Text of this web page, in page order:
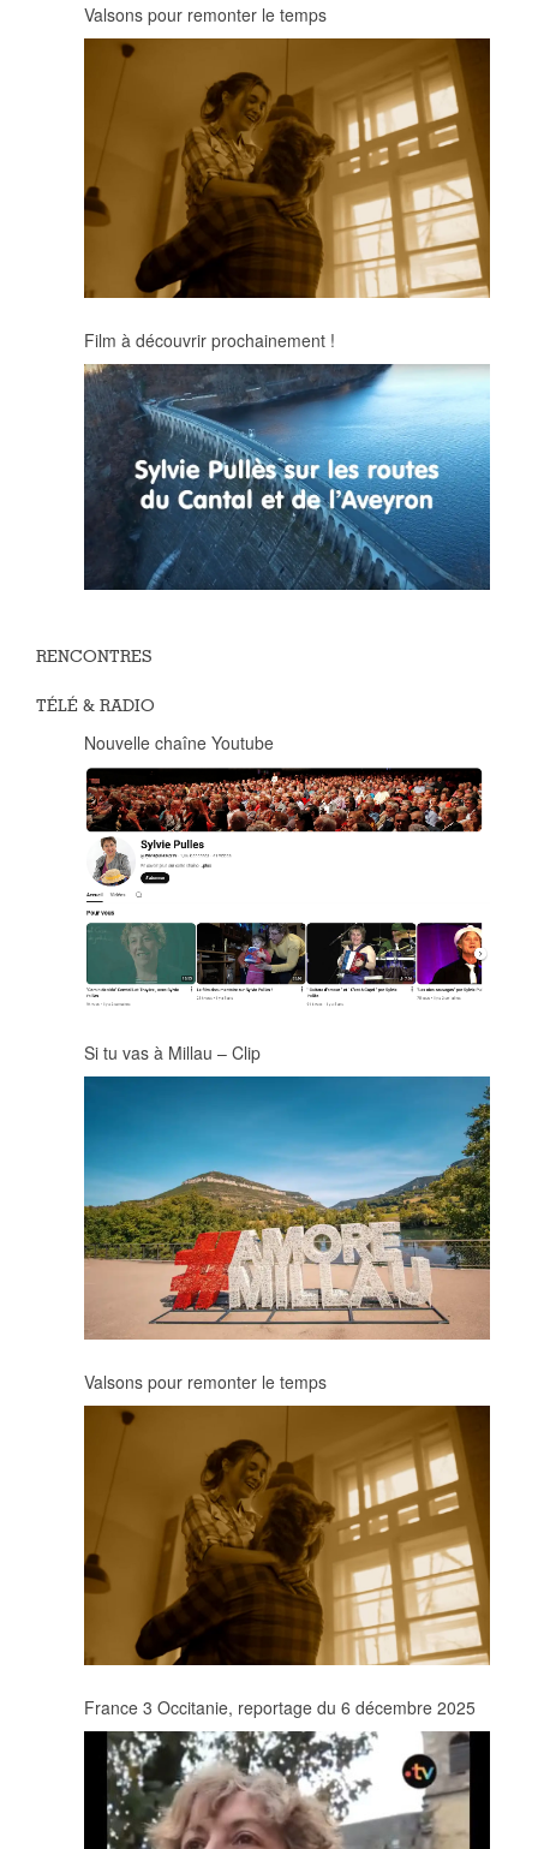
Valsons pour remonter le temps
Film à découvrir prochainement !
RENCONTRES
TÉLÉ & RADIO
Nouvelle chaîne Youtube
Si tu vas à Millau – Clip
Valsons pour remonter le temps
France 3 Occitanie, reportage du 6 décembre 2025